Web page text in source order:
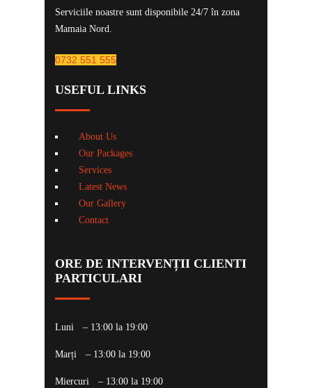
Serviciile noastre sunt disponibile 24/7 în zona
Mamaia Nord.
0732 551 555
USEFUL LINKS
About Us
Our Packages
Services
Latest News
Our Gallery
Contact
ORE DE INTERVENȚII CLIENTI
PARTICULARI
Luni – 13:00 la 19:00
Marți – 13:00 la 19:00
Miercuri – 13:00 la 19:00